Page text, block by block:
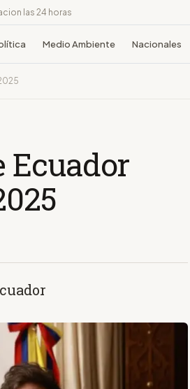
las 24 horas
Medio Ambiente Nacionales
Ecuador